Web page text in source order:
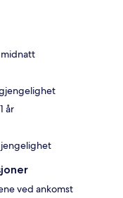
midnatt
år
ved ankomst